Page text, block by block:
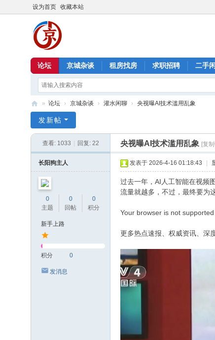
设为首页 收藏本站
论坛 京城杂谈 租房找房 求职招聘 二手
京
» 论坛 › 京城杂谈 › 灌水闲聊 › 央视曝AI技术滥用乱象
发新帖
查看: 1033 回复: 22 央视曝AI技术滥用乱象 [复
长阳狗主人
0
主题
0
回帖
0
积分
新手上路
积分 0
发消息
发表于 2026-4-16 01:18:43
过去一年，AI人工智能在视频
流量就越多，不过，最终要为
Your browser is not supported
更多热点速报、权威资讯、深